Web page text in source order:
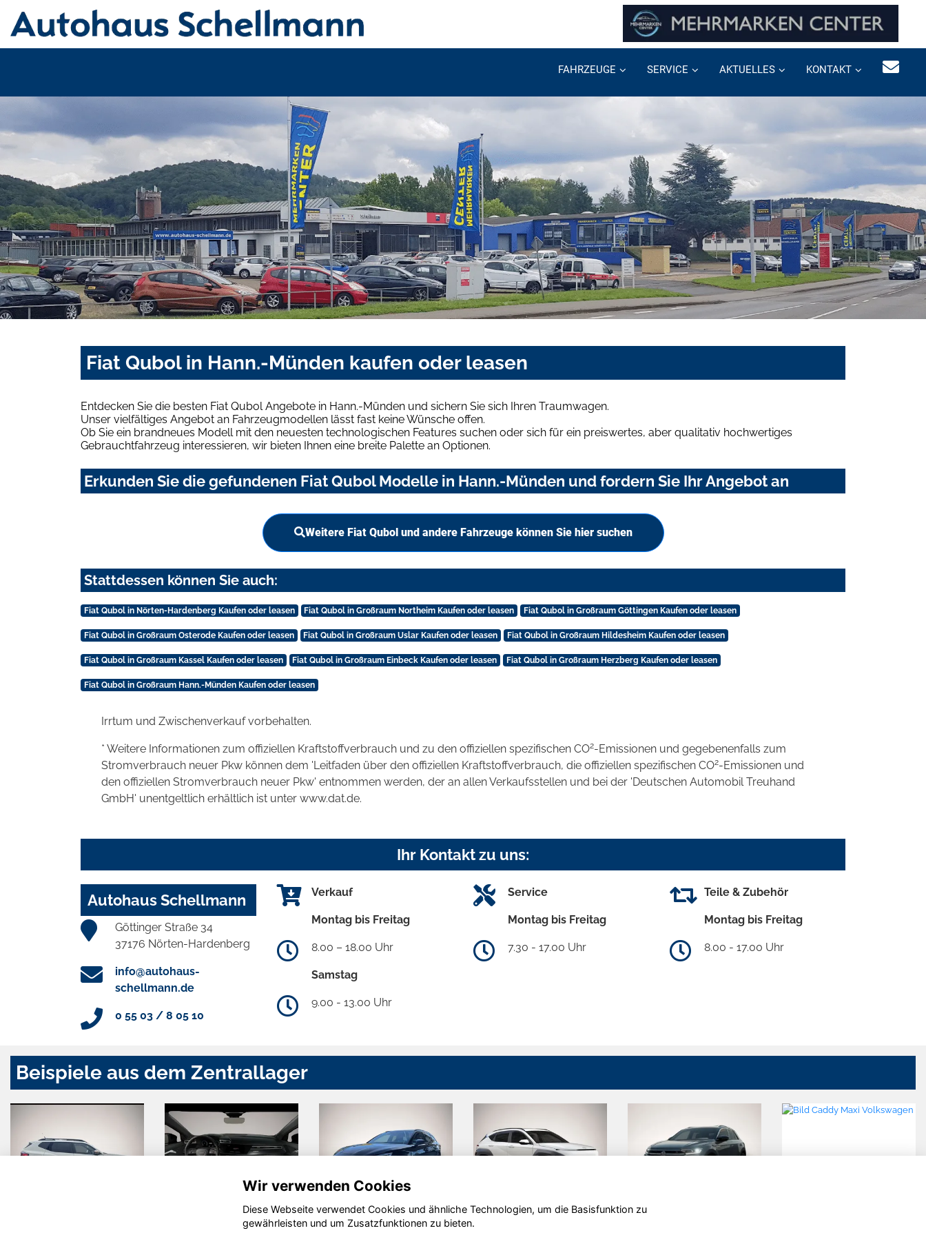
FAHRZEUGE SERVICE AKTUELLES KONTAKT
Fiat Qubol in Hann.-Münden kaufen oder leasen
Entdecken Sie die besten Fiat Qubol Angebote in Hann.-Münden und sichern Sie sich Ihren Traumwagen.
Unser vielfältiges Angebot an Fahrzeugmodellen lässt fast keine Wünsche offen.
Ob Sie ein brandneues Modell mit den neuesten technologischen Features suchen oder sich für ein preiswertes, aber qualitativ hochwertiges
Gebrauchtfahrzeug interessieren, wir bieten Ihnen eine breite Palette an Optionen.
Erkunden Sie die gefundenen Fiat Qubol Modelle in Hann.-Münden und fordern Sie Ihr Angebot an
Weitere Fiat Qubol und andere Fahrzeuge können Sie hier suchen
Stattdessen können Sie auch:
Fiat Qubol in Nörten-Hardenberg Kaufen oder leasen Fiat Qubol in Großraum Northeim Kaufen oder leasen Fiat Qubol in Großraum Göttingen Kaufen oder leasen
Fiat Qubol in Großraum Osterode Kaufen oder leasen Fiat Qubol in Großraum Uslar Kaufen oder leasen Fiat Qubol in Großraum Hildesheim Kaufen oder leasen
Fiat Qubol in Großraum Kassel Kaufen oder leasen Fiat Qubol in Großraum Einbeck Kaufen oder leasen Fiat Qubol in Großraum Herzberg Kaufen oder leasen
Fiat Qubol in Großraum Hann.-Münden Kaufen oder leasen
Irrtum und Zwischenverkauf vorbehalten.
* Weitere Informationen zum offiziellen Kraftstoffverbrauch und zu den offiziellen spezifischen CO2-Emissionen und gegebenenfalls zum
Stromverbrauch neuer Pkw können dem 'Leitfaden über den offiziellen Kraftstoffverbrauch, die offiziellen spezifischen CO2-Emissionen und
den offiziellen Stromverbrauch neuer Pkw' entnommen werden, der an allen Verkaufsstellen und bei der 'Deutschen Automobil Treuhand
GmbH' unentgeltlich erhältlich ist unter www.dat.de.
Ihr Kontakt zu uns:
Autohaus Schellmann
Göttinger Straße 34
37176 Nörten-Hardenberg
info@autohaus-
schellmann.de
0 55 03 / 8 05 10
Verkauf
Montag bis Freitag
8.00 – 18.00 Uhr
Samstag
9.00 - 13.00 Uhr
Service
Montag bis Freitag
7.30 - 17.00 Uhr
Teile & Zubehör
Montag bis Freitag
8.00 - 17.00 Uhr
Beispiele aus dem Zentrallager
Cupra Leon Hyundai
Wir verwenden Cookies
Diese Webseite verwendet Cookies und ähnliche Technologien, um die Basisfunktion zu
gewährleisten und um Zusatzfunktionen zu bieten.